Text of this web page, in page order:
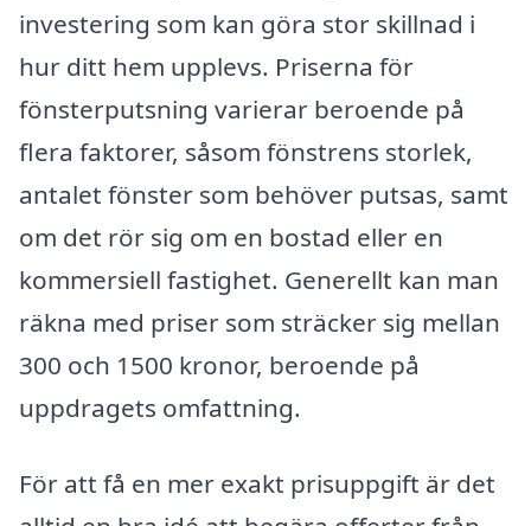
investering som kan göra stor skillnad i
hur ditt hem upplevs. Priserna för
fönsterputsning varierar beroende på
flera faktorer, såsom fönstrens storlek,
antalet fönster som behöver putsas, samt
om det rör sig om en bostad eller en
kommersiell fastighet. Generellt kan man
räkna med priser som sträcker sig mellan
300 och 1500 kronor, beroende på
uppdragets omfattning.
För att få en mer exakt prisuppgift är det